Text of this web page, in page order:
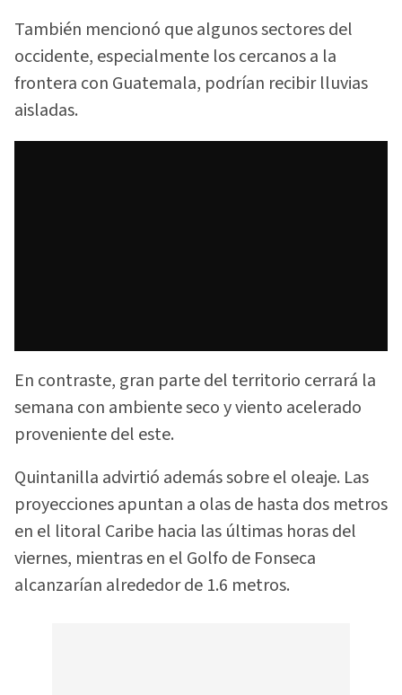
También mencionó que algunos sectores del
occidente, especialmente los cercanos a la
frontera con Guatemala, podrían recibir lluvias
aisladas.
En contraste, gran parte del territorio cerrará la
semana con ambiente seco y viento acelerado
proveniente del este.
Quintanilla advirtió además sobre el oleaje. Las
proyecciones apuntan a olas de hasta dos metros
en el litoral Caribe hacia las últimas horas del
viernes, mientras en el Golfo de Fonseca
alcanzarían alrededor de 1.6 metros.